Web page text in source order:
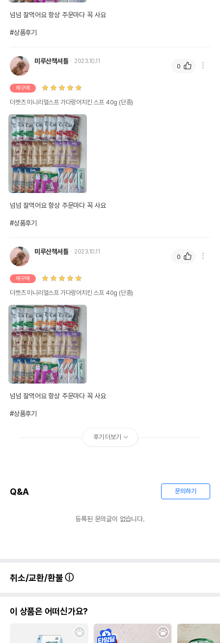
상품 필수 정보
품명 및 모델명
받았음을 확인할수 있는
경우 그에 대한 사항
상세페이지 참조
제조국 또는 원산지
제조자,수입품의 경우
수입자를 함께 표기
AS책임자와 전화번호
또는 소비자상담 관련
전화번호
유통기한
넘넘 잘먹어요 항상 주문마다 꼭 사요
#상품후기
미루산책셔틀 2023.10.11
재구매
더캣츠 미니리얼스프 가다랑어치킨 스프 40g (단종)
넘넘 잘먹어요 항상 주문마다 꼭 사요
#상품후기
0
미루산책셔틀 2023.10.11
재구매
더캣츠 미니리얼스프 가다랑어치킨 스프 40g (단종)
넘넘 잘먹어요 항상 주문마다 꼭 사요
#상품후기
0
후기 더보기
Q&A 문의하기
등록된 문의글이 없습니다.
취소/교환/환불
이 상품은 어떠신가요?